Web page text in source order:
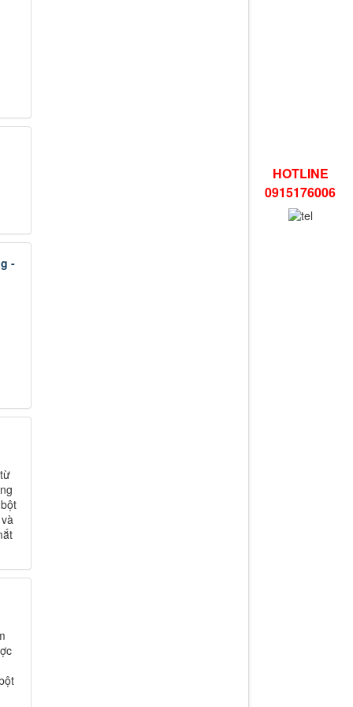
-
HOTLINE
0915176006